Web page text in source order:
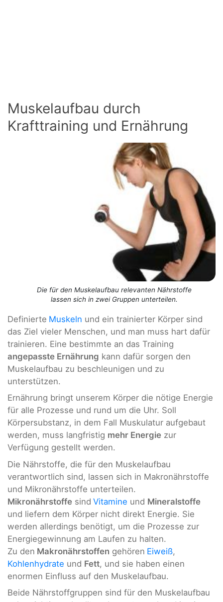
Muskelaufbau durch
Krafttraining und Ernährung
Die für den Muskelaufbau relevanten Nährstoffe
lassen sich in zwei Gruppen unterteilen.
Definierte Muskeln und ein trainierter Körper sind
das Ziel vieler Menschen, und man muss hart dafür
trainieren. Eine bestimmte an das Training
angepasste Ernährung kann dafür sorgen den
Muskelaufbau zu beschleunigen und zu
unterstützen.
Ernährung bringt unserem Körper die nötige Energie
für alle Prozesse und rund um die Uhr. Soll
Körpersubstanz, in dem Fall Muskulatur aufgebaut
werden, muss langfristig mehr Energie zur
Verfügung gestellt werden.
Die Nährstoffe, die für den Muskelaufbau
verantwortlich sind, lassen sich in Makronährstoffe
und Mikronährstoffe unterteilen.
Mikronährstoffe sind Vitamine und Mineralstoffe
und liefern dem Körper nicht direkt Energie. Sie
werden allerdings benötigt, um die Prozesse zur
Energiegewinnung am Laufen zu halten.
Zu den Makronährstoffen gehören Eiweiß,
Kohlenhydrate und Fett, und sie haben einen
enormen Einfluss auf den Muskelaufbau.
Beide Nährstoffgruppen sind für den Muskelaufbau